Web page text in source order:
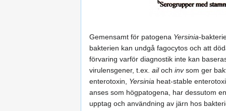
Gemensamt för patogena Yersinia-
bakterien kan undgå fagocytos och att
förvaring varför diagnostik inte kan
virulensgener, t.ex. ailoch invsom ger
enterotoxin, Yersinia heat-stable
anses som högpatogena, har dessutom
upptag och användning av järn hos